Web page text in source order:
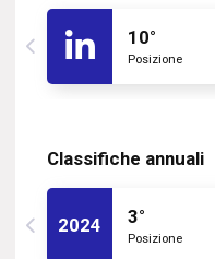
10°
Posizione
Classifiche annuali
2024 3°
Posizione